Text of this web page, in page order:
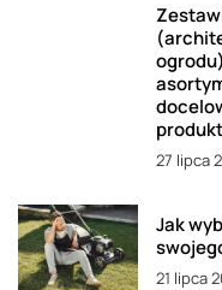
27 lipca
Jak
21 lipca